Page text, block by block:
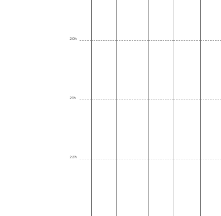
20h
21h
22h